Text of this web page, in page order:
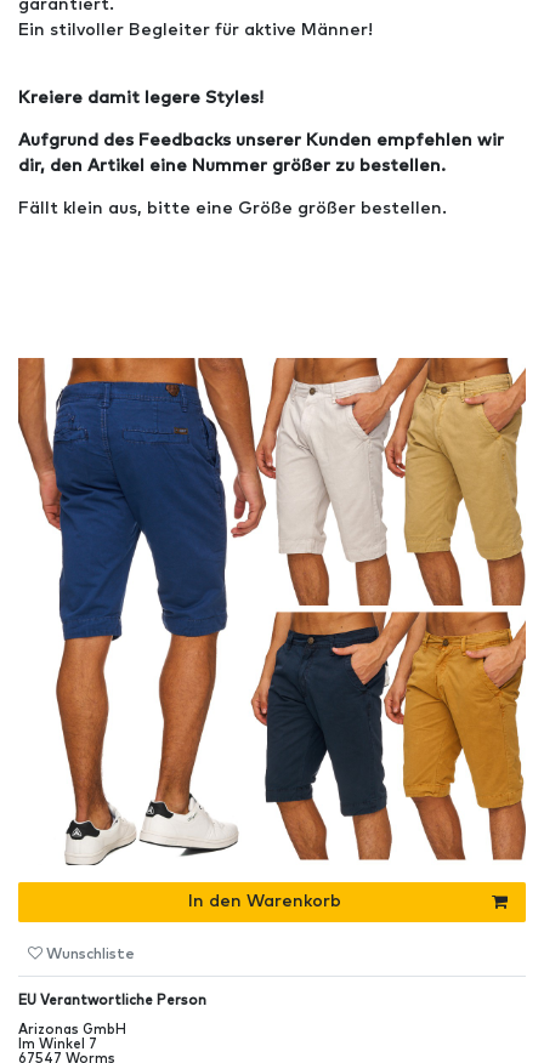
garantiert.
Ein stilvoller Begleiter für aktive Männer!
Kreiere damit legere Styles!
Aufgrund des Feedbacks unserer Kunden empfehlen wir
dir, den Artikel eine Nummer größer zu bestellen.
Fällt klein aus, bitte eine Größe größer bestellen.
In den Warenkorb
Wunschliste
EU Verantwortliche Person
Arizonas GmbH
Im Winkel
7
67547 Worms